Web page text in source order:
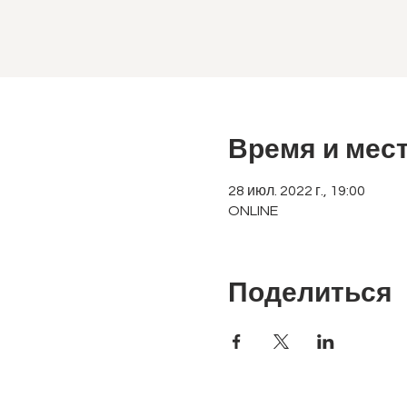
Время и
28 июл. 2022 г., 19:00
ONLINE
Поделиться